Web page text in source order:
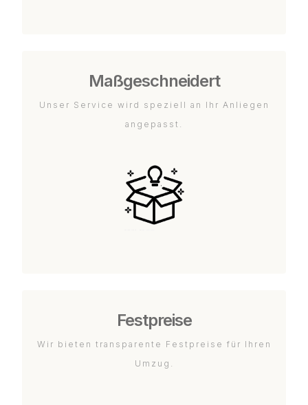
Maßgeschneidert
Unser Service wird speziell an Ihr Anliegen
angepasst.
Festpreise
Wir bieten transparente Festpreise für Ihren
Umzug.